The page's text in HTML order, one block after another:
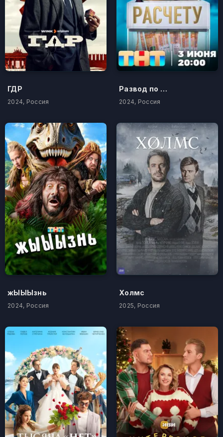
ГДР
2024, Россия
Развод по расчету
2024, Россия
жЫЫЫзнь
2024, Россия
Холмс
2025, Россия